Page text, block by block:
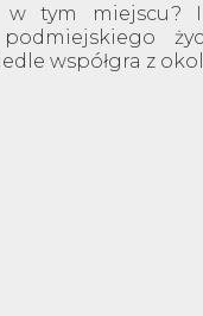
tym miejscu?
współgra z